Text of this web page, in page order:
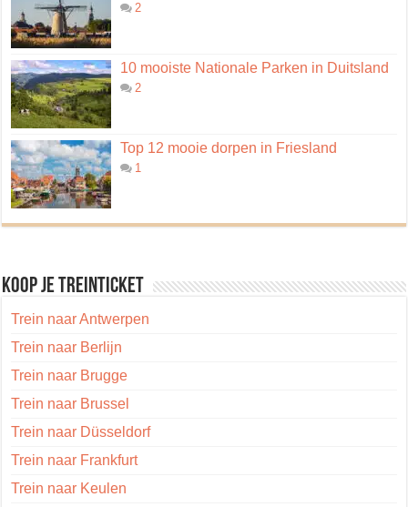
2
10 mooiste Nationale Parken in Duitsland
2
Top 12 mooie dorpen in Friesland
1
Koop je treinticket
Trein naar Antwerpen
Trein naar Berlijn
Trein naar Brugge
Trein naar Brussel
Trein naar Düsseldorf
Trein naar Frankfurt
Trein naar Keulen